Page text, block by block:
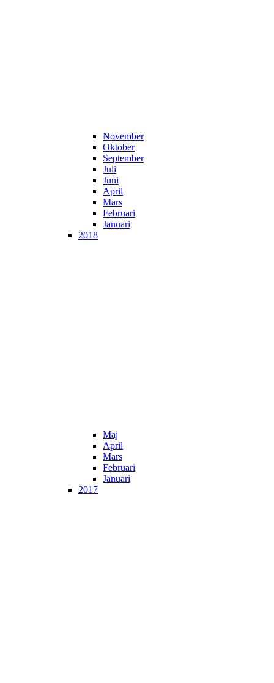
November
Oktober
September
Juli
Juni
April
Mars
Februari
Januari
2018
Maj
April
Mars
Februari
Januari
2017